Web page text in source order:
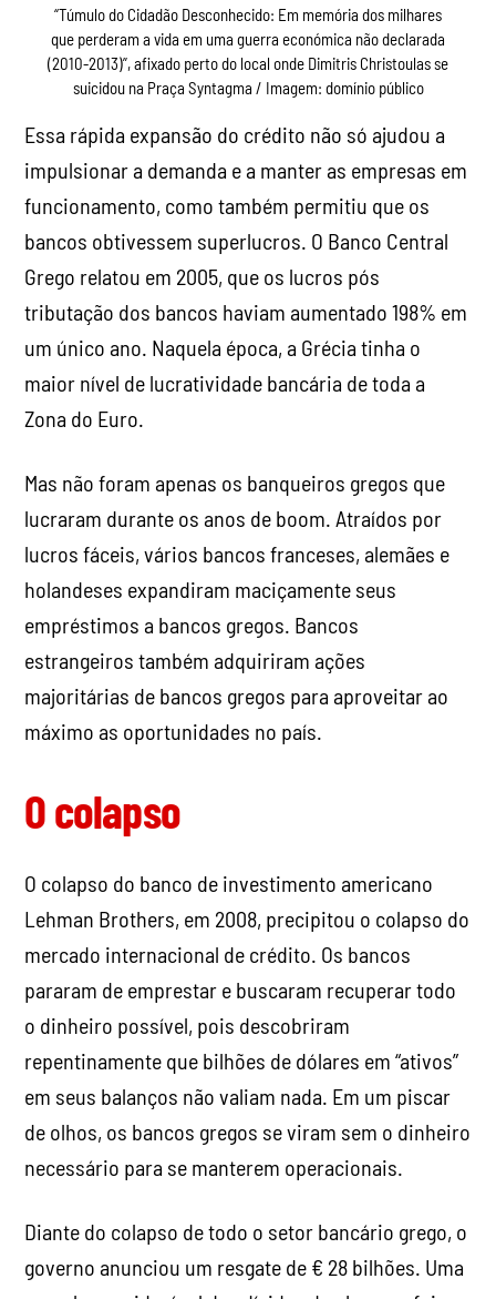
“Túmulo do Cidadão Desconhecido: Em memória dos milhares
que perderam a vida em uma guerra económica não declarada
(2010-2013)”, afixado perto do local onde Dimitris Christoulas se
suicidou na Praça Syntagma / Imagem: domínio público
Essa rápida expansão do crédito não só ajudou a
impulsionar a demanda e a manter as empresas em
funcionamento, como também permitiu que os
bancos obtivessem superlucros. O Banco Central
Grego relatou em 2005, que os lucros pós
tributação dos bancos haviam aumentado 198% em
um único ano. Naquela época, a Grécia tinha o
maior nível de lucratividade bancária de toda a
Zona do Euro.
Mas não foram apenas os banqueiros gregos que
lucraram durante os anos de boom. Atraídos por
lucros fáceis, vários bancos franceses, alemães e
holandeses expandiram maciçamente seus
empréstimos a bancos gregos. Bancos
estrangeiros também adquiriram ações
majoritárias de bancos gregos para aproveitar ao
máximo as oportunidades no país.
O colapso
O colapso do banco de investimento americano
Lehman Brothers, em 2008, precipitou o colapso do
mercado internacional de crédito. Os bancos
pararam de emprestar e buscaram recuperar todo
o dinheiro possível, pois descobriram
repentinamente que bilhões de dólares em “ativos”
em seus balanços não valiam nada. Em um piscar
de olhos, os bancos gregos se viram sem o dinheiro
necessário para se manterem operacionais.
Diante do colapso de todo o setor bancário grego, o
governo anunciou um resgate de € 28 bilhões. Uma